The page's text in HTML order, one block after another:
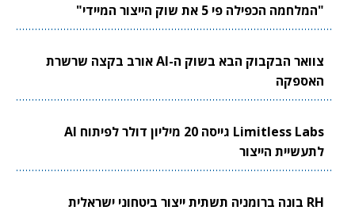
"המלחמה הכפילה פי 5 את שוק הייצור המיידי"
צוואר הבקבוק הבא בשוק ה-AI אורב בקצה שרשרת
האספקה
Limitless Labs גייסה 20 מיליון דולר לפיתוח AI
לתעשיית הייצור
RH בונה ברומניה תשתית ייצור ביטחוני ישראלית